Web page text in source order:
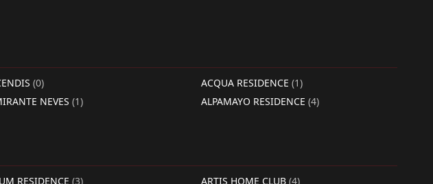
(0) ACQUA RESIDENCE (1)
NEVES (1) ALPAMAYO RESIDENCE (4)
RESIDENCE (3) ARTIS HOME CLUB (4)